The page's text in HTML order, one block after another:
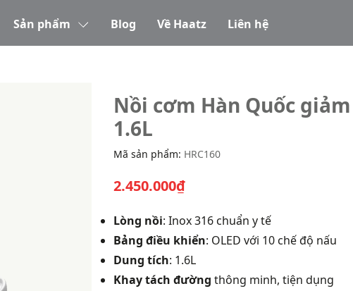
Sản phẩm Blog Về Haatz Liên hệ
Nồi cơm Hàn Quốc
1.6L
Mã sản phẩm: HRC160
2.450.000₫
Lòng nồi: Inox 316 chuẩn y tế
Bảng điều khiển: OLED với 10 chế độ nấu
Dung tích: 1.6L
Khay tách đường thông minh, tiện dụng